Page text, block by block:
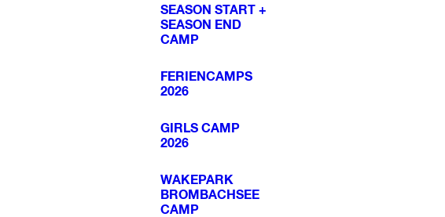
SEASON START +
SEASON END
CAMP
FERIENCAMPS
2026
GIRLS CAMP
2026
WAKEPARK
BROMBACHSEE
CAMP